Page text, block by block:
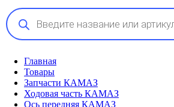
Поиск
товаров
Главная
Товары
Запчасти КАМАЗ
Ходовая часть КАМАЗ
Ось передняя КАМАЗ